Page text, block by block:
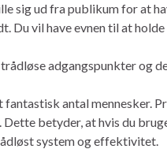
sig ud fra publikum for at
vil have evnen til at
adgangspunkter og
antal mennesker.
betyder, at hvis du
system og effektivitet.